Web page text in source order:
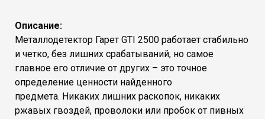
Описание:
Металлодетектор Гарет GTI 2500 работает стабильно
и четко, без лишних срабатываний, но самое
главное его отличие от других – это точное
определение ценности найденного
предмета. Никаких лишних раскопок, никаких
ржавых гвоздей, проволоки или пробок от пивных